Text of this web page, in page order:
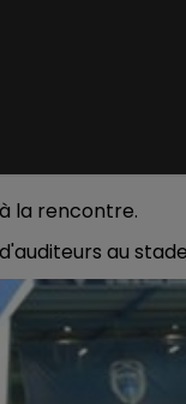
la rencontre.
au